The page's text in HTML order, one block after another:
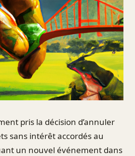
pris la décision d’annuler
sans intérêt accordés au
un nouvel événement dans